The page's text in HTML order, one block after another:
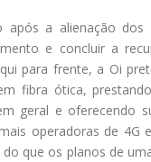
após a alienação dos
e concluir a
para frente, a Oi
fibra ótica,
geral e oferecendo
operadoras de 4G
que os planos de